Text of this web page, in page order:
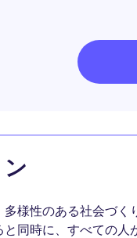
様性のある社会づく
同時に、すべての人